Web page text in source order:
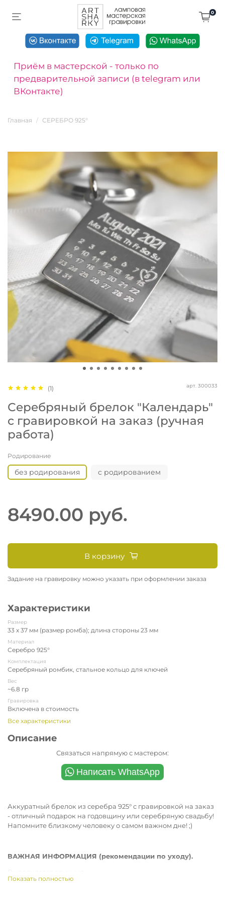
0
Приём в мастерской - только по
предварительной записи (в telegram или
ВКонтакте)
Главная СЕРЕБРО 925°
(1) арт. 300033
Серебряный брелок "Календарь"
с гравировкой на заказ (ручная
работа)
Родирование
без родирования с родированием
Задание на гравировку можно указать при оформлении заказа
8490.00 руб.
В корзину
Характеристики
Размер
33 х 37 мм (размер ромба); длина стороны 23 мм
Материал
Серебро 925°
Комплектация
Серебряный ромбик, стальное кольцо для ключей
Вес
~6.8 гр
Гравировка
Включена в стоимость
Все характеристики
Описание
Связаться напрямую с мастером:
Аккуратный брелок из серебра 925° с гравировкой на заказ
- отличный подарок на годовщину или серебряную свадьбу!
Напомните близкому человеку о самом важном дне! ;)
ВАЖНАЯ ИНФОРМАЦИЯ (рекомендации по уходу).
Показать полностью